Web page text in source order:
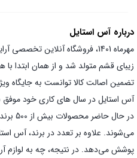
درباره آس استایل
مهرماه 1401، فروشگاه آنلاین
زیبای قشم متولد شد و از همان ابتدا با
تضمین اصالت کالا توانست به جایگاه
آس استایل در سال های کاری خود موفق
در
می‌شوند. علاوه بر تعدد در برند، آس
پوشش می‌دهد. در نتیجه، چه به لوازم